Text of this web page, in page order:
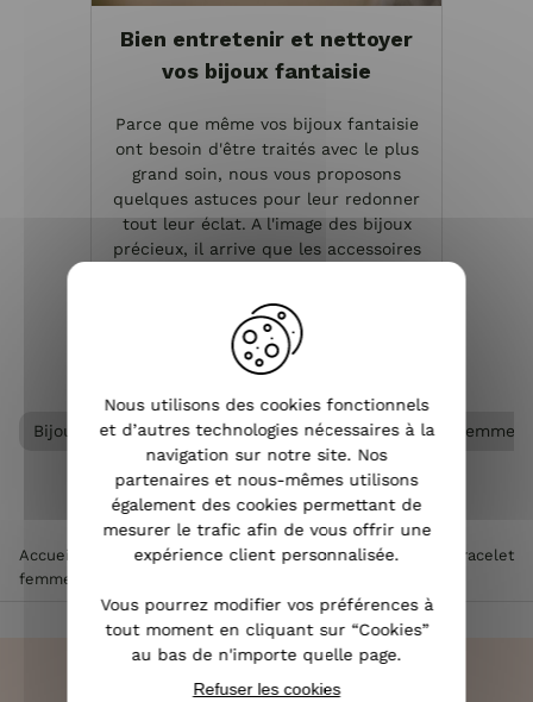
Bien entretenir et nettoyer
vos bijoux fantaisie
Parce que même vos bijoux fantaisie
ont besoin d'être traités avec le plus
grand soin, nous vous proposons
quelques astuces pour leur redonner
tout leur éclat. A l'image des bijoux
précieux, il arrive que les accessoires
VOIR L'ARTICLE
Bijoux acier femme Bijoux femme Bracelet femme
Accueil Accessoires de mode femme >Bijoux femme
Bracelet
femme
Nous utilisons des cookies fonctionnels
et d’autres technologies nécessaires à la
navigation sur notre site. Nos
partenaires et nous-mêmes utilisons
également des cookies permettant de
mesurer le trafic afin de vous offrir une
expérience client personnalisée.
Vous pourrez modifier vos préférences à
tout moment en cliquant sur “Cookies”
au bas de n'importe quelle page.
Refuser les cookies